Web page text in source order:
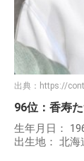
出典： https://
96位：香寿
生年月日：
出生地： 北海